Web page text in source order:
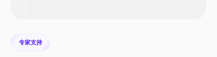
专家支持